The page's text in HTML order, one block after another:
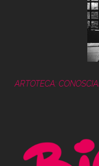
ARTOTECA: